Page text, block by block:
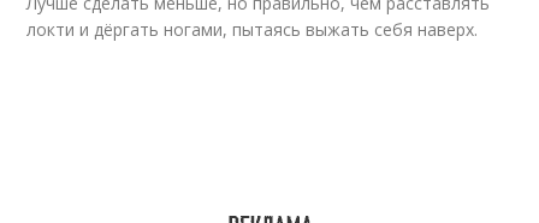
локти и дёргать ногами, пытаясь выжать себя наверх.